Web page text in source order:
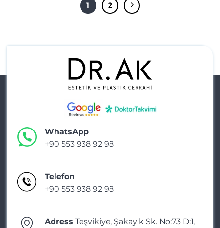
1 2
WhatsApp
+90 553 938 92 98
Telefon
+90 553 938 92 98
Adress Teşvikiye, Şakayık Sk. No:73 D:1,